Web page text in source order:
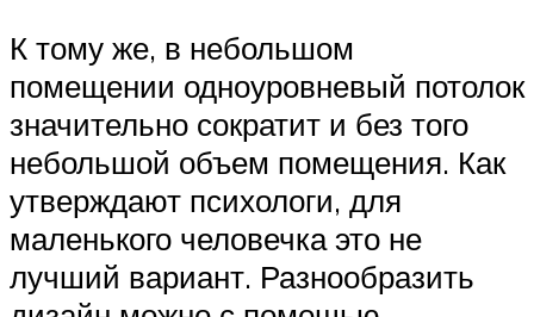
К тому же, в небольшом
помещении одноуровневый потолок
значительно сократит и без того
небольшой объем помещения. Как
утверждают психологи, для
маленького человечка это не
лучший вариант. Разнообразить